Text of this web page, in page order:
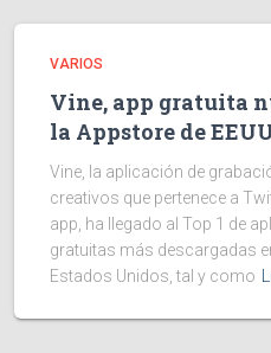
VARIOS
Vine, app gratuita
la Appstore de
Vine, la aplicación de
creativos que pertenece a
app, ha llegado al Top 1 de
gratuitas más descargadas
Estados Unidos, tal y como